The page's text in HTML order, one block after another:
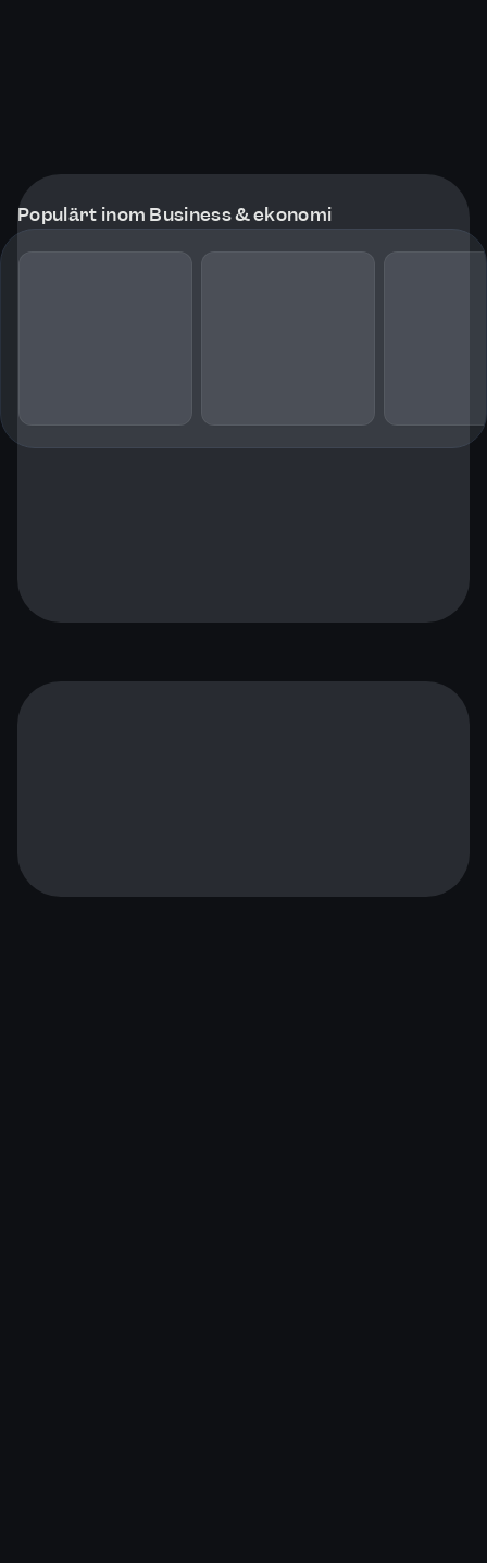
Populärt inom Business & ekonomi